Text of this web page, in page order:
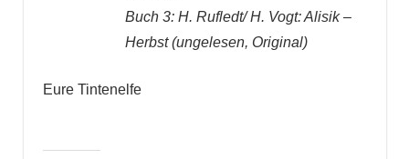
Buch 3: H. Rufledt/ H. Vogt: Alisik –
Herbst (ungelesen, Original)
Eure Tintenelfe